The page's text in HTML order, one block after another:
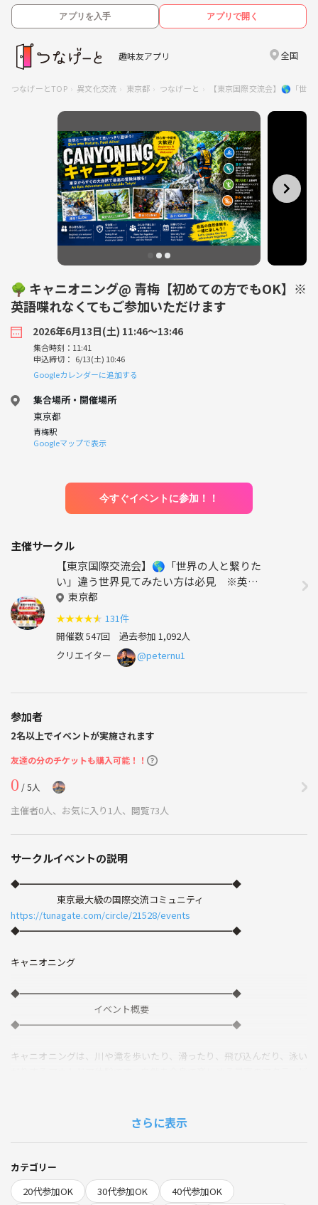
アプリを入手 アプリで開く
趣味友アプリ 全国
つなげーとTOP 異文化交流 東京都 つなげーと 【東京国際交流会】🌎「世
🌳 キャニオニング@ 青梅【初めての方でもOK】※
英語喋れなくてもご参加いただけます
2026年6月13日(土) 11:46〜13:46
集合時刻：11:41
申込締切： 6/13(土) 10:46
Googleカレンダーに追加する
集合場所・開催場所
東京都
青梅駅
Googleマップで表示
今すぐイベントに参加！！
主催サークル
【東京国際交流会】🌎「世界の人と繋りた
い」違う世界見てみたい方は必見 ※英語
喋れなくてもご参加いただけます。
東京都
★★★★★ 131件
開催数 547回 過去参加 1,092人
クリエイター
@peternu1
参加者
2名以上でイベントが実施されます
友達の分のチケットも購入可能！！
0 / 5人
主催者0人、お気に入り1人、閲覧73人
サークルイベントの説明
◆━━━━━━━━━━━━━━━━━━━━━━━◆
東京最大級の国際交流コミュニティ
https://tunagate.com/circle/21528/events
◆━━━━━━━━━━━━━━━━━━━━━━━◆
キャニオニング
◆━━━━━━━━━━━━━━━━━━━━━━━◆
イベント概要
◆━━━━━━━━━━━━━━━━━━━━━━━◆
キャニオニングは、川や滝を歩いたり、滑ったり、飛び込んだり、泳い
ています。ぜひこの素晴らしい冒険に参加して、新しい友達を作りまし
ょう！
さらに表示
カテゴリー
20代参加OK
30代参加OK
40代参加OK